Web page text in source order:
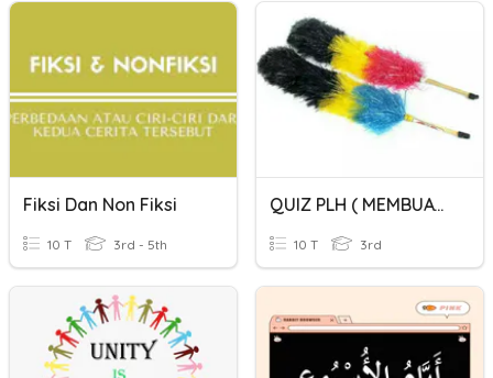
Fiksi Dan Non Fiksi
10 T 3rd - 5th
QUIZ PLH ( MEMBUAT KEMOCENG )
10 T 3rd